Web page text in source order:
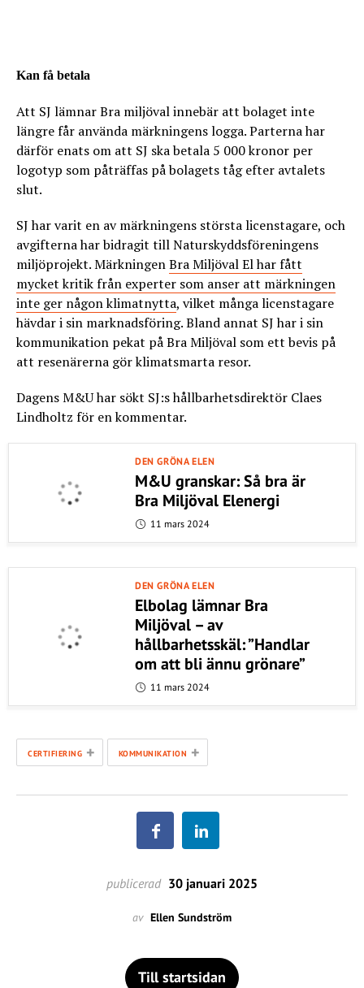
Kan få betala
Att SJ lämnar Bra miljöval innebär att bolaget inte
längre får använda märkningens logga. Parterna har
därför enats om att SJ ska betala 5 000 kronor per
logotyp som påträffas på bolagets tåg efter avtalets
slut.
SJ har varit en av märkningens största licenstagare, och
avgifterna har bidragit till Naturskyddsföreningens
miljöprojekt. MärkningenBra Miljöval El har fått
mycket kritik från experter som anser att märkningen
inte ger någon klimatnytta, vilket många licenstagare
hävdar i sin marknadsföring. Bland annat SJ har i sin
kommunikation pekat på Bra Miljöval som ett bevis på
att resenärerna gör klimatsmarta resor.
Dagens M&U har sökt SJ:s hållbarhetsdirektör Claes
Lindholtz för en kommentar.
DEN GRÖNA ELEN
M&U granskar: Så bra är
Bra Miljöval Elenergi
11 mars 2024
DEN GRÖNA ELEN
Elbolag lämnar Bra
Miljöval – av
hållbarhetsskäl: ”Handlar
om att bli ännu grönare”
11 mars 2024
CERTIFIERING + KOMMUNIKATION +
publicerad 30 januari 2025
av Ellen Sundström
Till startsidan